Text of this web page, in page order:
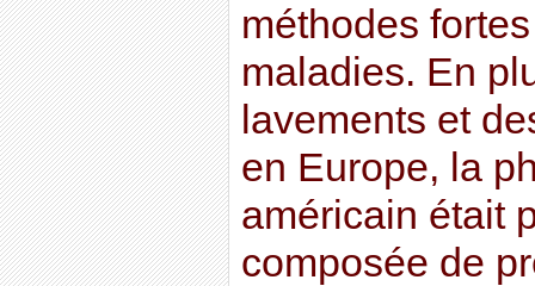
méthodes
maladies. En
lavements et
en Europe, la
américain était
composée de